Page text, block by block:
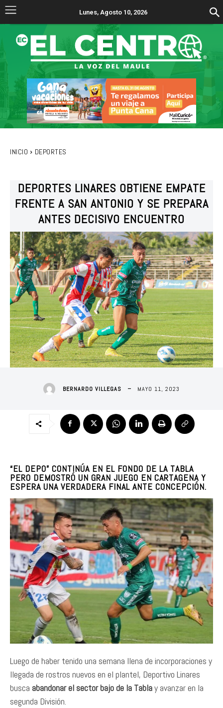
Lunes, Agosto 10, 2026
INICIO DEPORTES
DEPORTES LINARES OBTIENE EMPATE
FRENTE A SAN ANTONIO Y SE PREPARA
ANTES DECISIVO ENCUENTRO
BERNARDO VILLEGAS MAYO 11, 2023
“EL DEPO” CONTINÚA EN EL FONDO DE LA TABLA
PERO DEMOSTRÓ UN GRAN JUEGO EN CARTAGENA Y
ESPERA UNA VERDADERA FINAL ANTE CONCEPCIÓN.
Luego de haber tenido una semana llena de incorporaciones y
llegada de rostros nuevos en el plantel, Deportivo Linares
busca abandonar el sector bajo de la Tablay avanzar en la
segunda División.